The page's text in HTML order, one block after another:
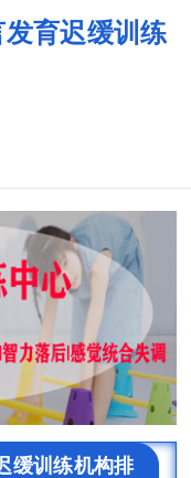
育迟缓训练
缓训练机构排